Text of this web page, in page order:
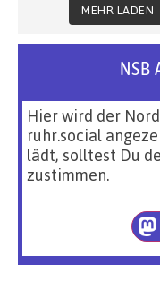
MEHR LADEN
NSB
Hier wird der
ruhr.social
lädt, solltest Du
zustimmen.